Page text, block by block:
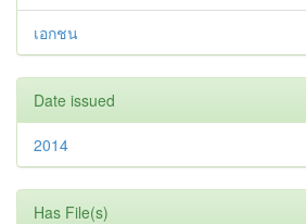
เอกชน
Date issued
2014
Has File(s)